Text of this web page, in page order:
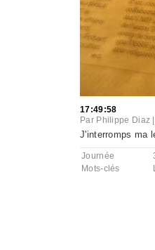
17:49:58
Par Philippe Diaz
J'interromps ma
Journée
Mots-clés